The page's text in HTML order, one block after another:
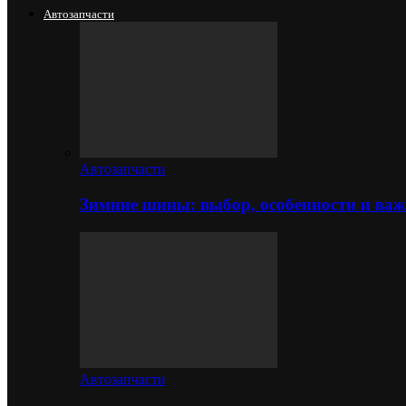
Автозапчасти
Автозапчасти
Зимние шины: выбор, особенности и
Автозапчасти